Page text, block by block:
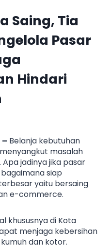
Saing, Tia
Pasar
Hindari
– Belanja kebutuhan
masalah
Apa jadinya jika pasar
siap
yaitu bersaing
e-commerce.
khususnya di Kota
menjaga kebersihan
dan kotor.